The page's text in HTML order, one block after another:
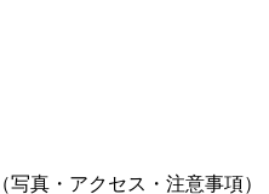
（写真・アクセス・注意事項）